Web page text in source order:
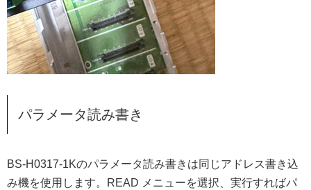
パラメータ読み書き
BS-H0317-1Kのパラメータ読み書きは同じアドレス書き込
み機を使用します。READ メニューを選択、実行すればパ